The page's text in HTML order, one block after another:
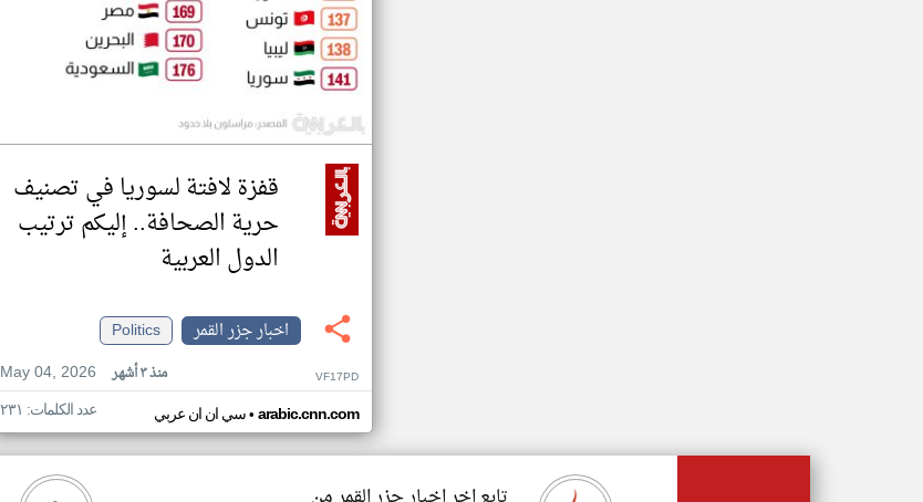
قفزة لافتة لسوريا في تصنيف
حرية الصحافة.. إليكم ترتيب
الدول العربية
اخبار جزر القمر
Politics
May 04, 2026
منذ ٣ أشهر VF17PD
سي ان ان عربي• arabic.cnn.com عدد الكلمات: ٢٣١